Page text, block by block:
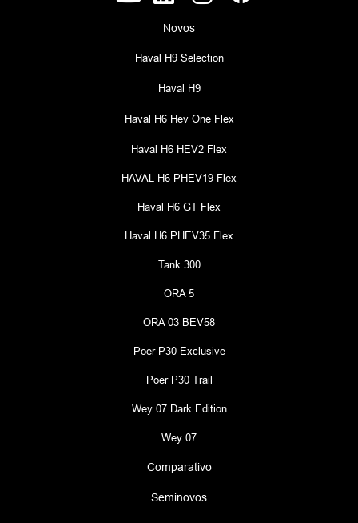
Novos
Haval H9 Selection
Haval H9
Haval H6 Hev One Flex
Haval H6 HEV2 Flex
HAVAL H6 PHEV19 Flex
Haval H6 GT Flex
Haval H6 PHEV35 Flex
Tank 300
ORA 5
ORA 03 BEV58
Poer P30 Exclusive
Poer P30 Trail
Wey 07 Dark Edition
Wey 07
Comparativo
Seminovos